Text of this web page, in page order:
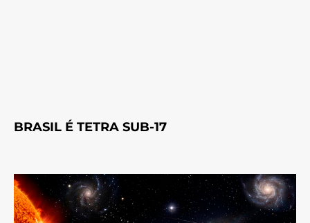
BRASIL É TETRA SUB-17